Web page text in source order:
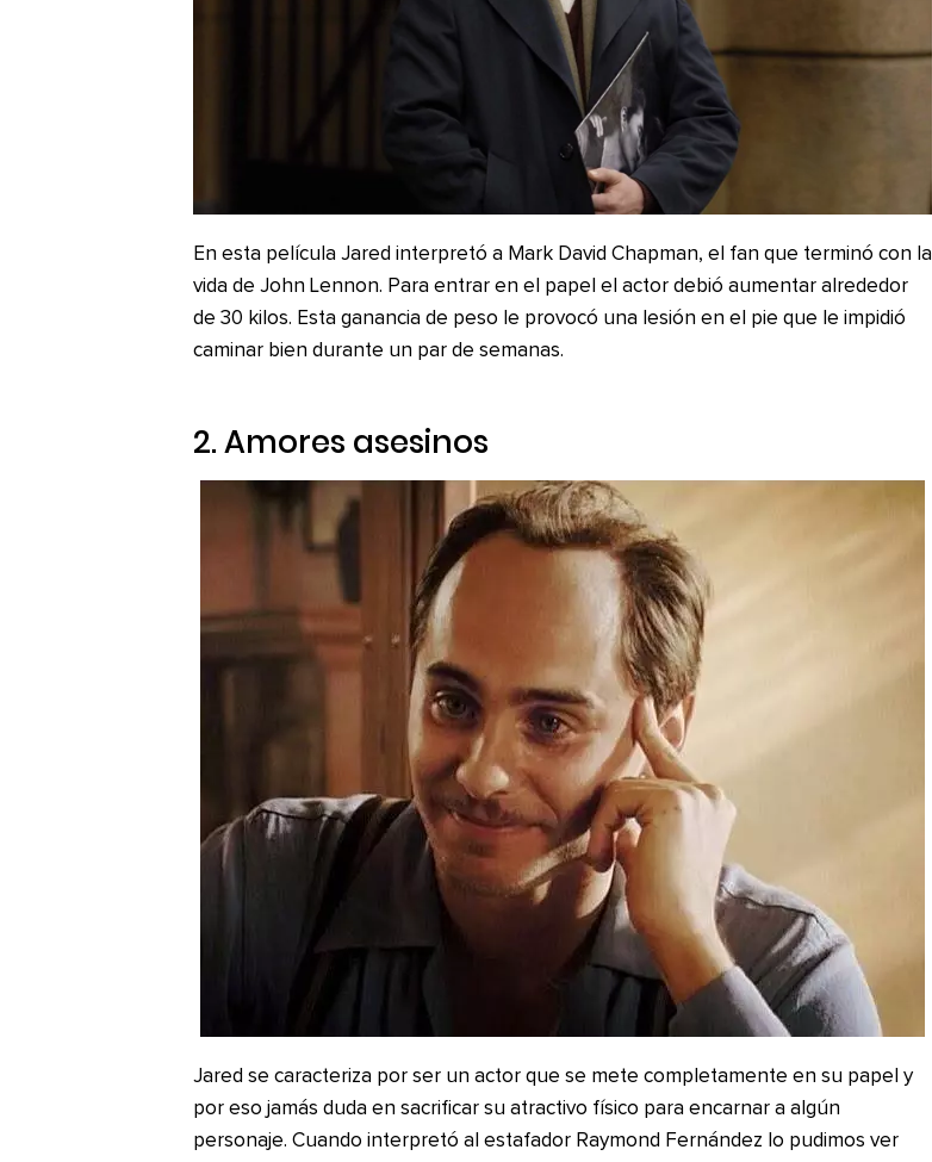
En esta película Jared interpretó a Mark David Chapman, el fan que terminó con la
vida de John Lennon. Para entrar en el papel el actor debió aumentar alrededor
de 30 kilos. Esta ganancia de peso le provocó una lesión en el pie que le impidió
caminar bien durante un par de semanas.
2. Amores asesinos
Jared se caracteriza por ser un actor que se mete completamente en su papel y
por eso jamás duda en sacrificar su atractivo físico para encarnar a algún
personaje. Cuando interpretó al estafador Raymond Fernández lo pudimos ver